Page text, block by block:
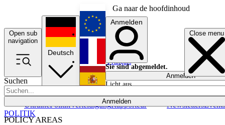
Ga naar de hoofdinhoud
Open sub
navigation
Close menu
Suchen
Anmelden
POLICY AREAS
UkrainePolitikVerteidigungRapporteur NewslettersEvents
Deutsch
English
Français
Anmelden
Sie sind abgemeldet.
Anmelden
Licht aus
POLITIK